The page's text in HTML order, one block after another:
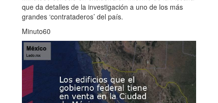
que da detalles de la investigación a uno de los más
grandes ‘contrataderos’ del país.
Minuto60